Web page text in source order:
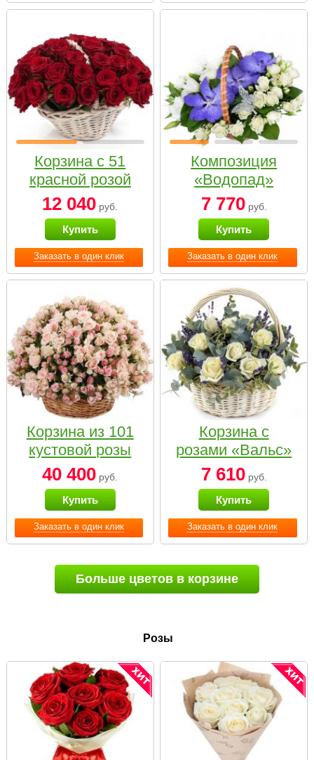
Заказать в один клик
Корзина с 51
красной розой
12 040 руб.
Купить
Заказать в один клик
Композиция
«Водопад»
7 770руб.
Купить
Заказать в один клик
Корзина из 101
кустовой розы
нежных тонов
40 400 руб.
Купить
Заказать в один клик
Корзина с
розами «Вальс»
7 610руб.
Купить
Больше цветов в корзине
Розы